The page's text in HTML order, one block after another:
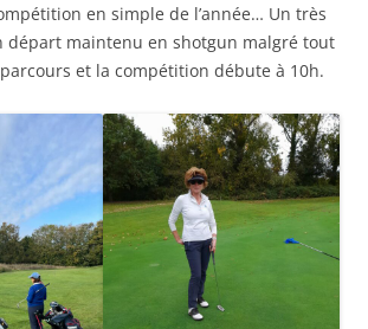
en simple de l’année… Un très
départ maintenu en shotgun malgré tout
et la compétition débute à 10h.